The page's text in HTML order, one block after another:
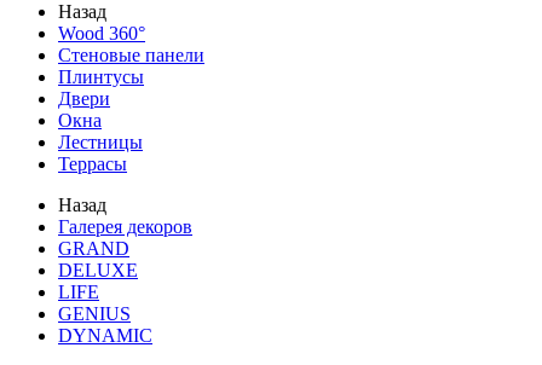
Назад
Wood 360°
Стеновые панели
Плинтусы
Двери
Окна
Лестницы
Террасы
Назад
Галерея декоров
GRAND
DELUXE
LIFE
GENIUS
DYNAMIC